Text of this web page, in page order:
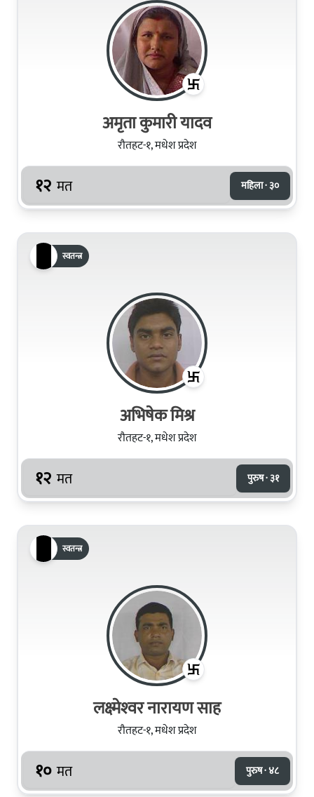
अमृता कुमारी यादव
रौतहट-१, मधेश प्रदेश
१२ मत महिला · ३०
स्वतन्त्र
अभिषेक मिश्र
रौतहट-१, मधेश प्रदेश
१२ मत पुरुष · ३१
स्वतन्त्र
लक्ष्‍मेश्‍वर नारायण साह
रौतहट-१, मधेश प्रदेश
१० मत पुरुष · ४८